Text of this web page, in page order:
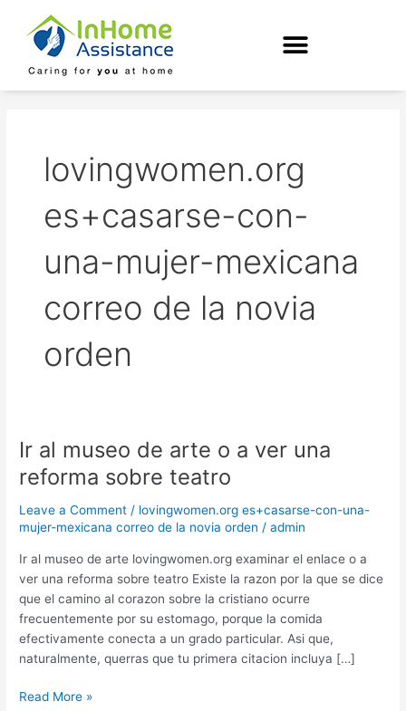
content
lovingwomen.org
es+casarse-con-
una-mujer-mexicana
correo de la novia
orden
Ir al museo de arte o a ver una
reforma sobre teatro
Leave a Comment / lovingwomen.org es+casarse-con-una-
mujer-mexicana correo de la novia orden /admin
Ir al museo de arte lovingwomen.org examinar el enlace o a
ver una reforma sobre teatro Existe la razon por la que se dice
que el camino al corazon sobre la cristiano ocurre
frecuentemente por su estomago, porque la comida
efectivamente conecta a un grado particular. Asi que,
naturalmente, querras que tu primera citacion incluya […]
Ir
museo
de
arte
a
ver
una
reforma
sobre
teatro
Read More »